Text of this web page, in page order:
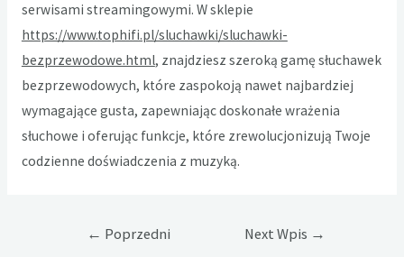
serwisami streamingowymi. W sklepie
https://www.tophifi.pl/sluchawki/sluchawki-
bezprzewodowe.html, znajdziesz szeroką gamę słuchawek
bezprzewodowych, które zaspokoją nawet najbardziej
wymagające gusta, zapewniając doskonałe wrażenia
słuchowe i oferując funkcje, które zrewolucjonizują Twoje
codzienne doświadczenia z muzyką.
Nawigacja
← Poprzedni
Next Wpis →